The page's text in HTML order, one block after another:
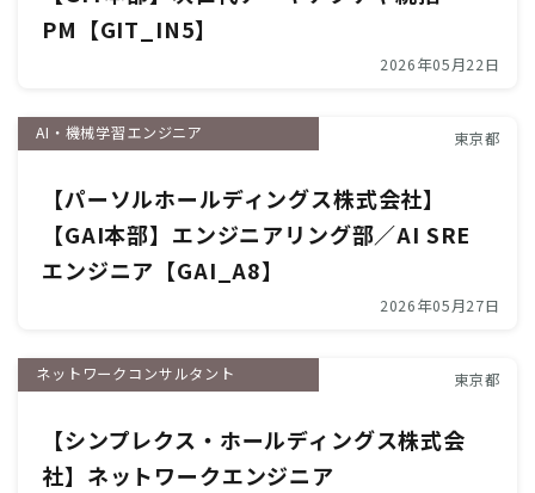
PM【GIT_IN5】
2026年05月22日
AI・機械学習エンジニア 東京都
【パーソルホールディングス株式会社】
【GAI本部】エンジニアリング部／AI SRE
エンジニア【GAI_A8】
2026年05月27日
ネットワークコンサルタント 東京都
【シンプレクス・ホールディングス株式会
社】ネットワークエンジニア